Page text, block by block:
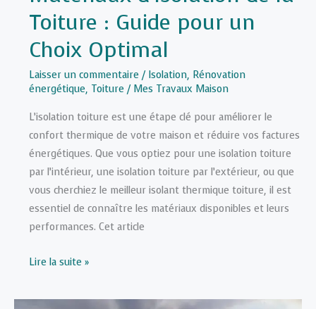
Toiture : Guide pour un
Choix Optimal
Laisser un commentaire / Isolation, Rénovation
énergétique, Toiture / Mes Travaux Maison
L’isolation toiture est une étape clé pour améliorer le
confort thermique de votre maison et réduire vos factures
énergétiques. Que vous optiez pour une isolation toiture
par l’intérieur, une isolation toiture par l’extérieur, ou que
vous cherchiez le meilleur isolant thermique toiture, il est
essentiel de connaître les matériaux disponibles et leurs
performances. Cet article
Comparatif
Meilleurs
Lire la suite »